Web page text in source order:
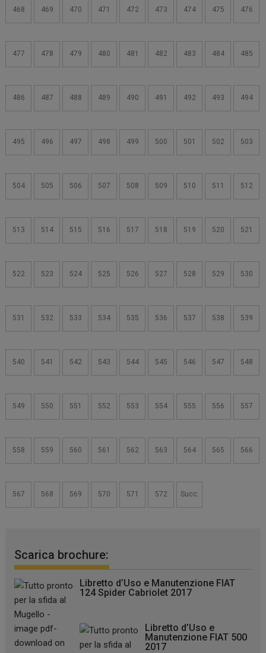
468 469 470 471 472 473 474 475 476
477 478 479 480 481 482 483 484 485
486 487 488 489 490 491 492 493 494
495 496 497 498 499 500 501 502 503
504 505 506 507 508 509 510 511 512
513 514 515 516 517 518 519 520 521
522 523 524 525 526 527 528 529 530
531 532 533 534 535 536 537 538 539
540 541 542 543 544 545 546 547 548
549 550 551 552 553 554 555 556 557
558 559 560 561 562 563 564 565 566
567 568 569 570 571 572 Succ.
Scarica brochure:
Libretto d’Uso e Manutenzione FIAT
124 Spider Cabriolet 2017
Libretto d’Uso e
Manutenzione FIAT 500
2017